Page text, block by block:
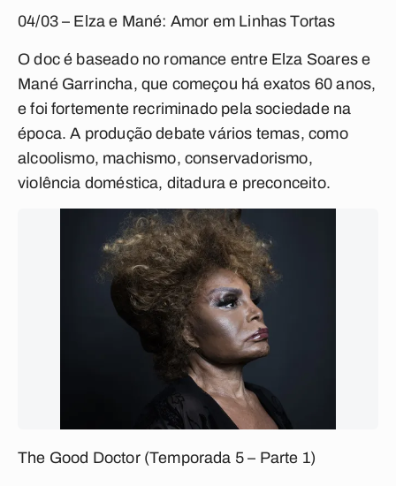
04/03 – Elza e Mané: Amor em Linhas Tortas
O doc é baseado no romance entre Elza Soares e
Mané Garrincha, que começou há exatos 60 anos,
e foi fortemente recriminado pela sociedade na
época. A produção debate vários temas, como
alcoolismo, machismo, conservadorismo,
violência doméstica, ditadura e preconceito.
The Good Doctor (Temporada 5 – Parte 1)